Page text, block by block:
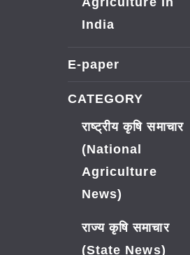
India
E-paper
CATEGORY
राष्ट्रीय कृषि समाचार
(National
Agriculture
News)
राज्य कृषि समाचार
(State News)